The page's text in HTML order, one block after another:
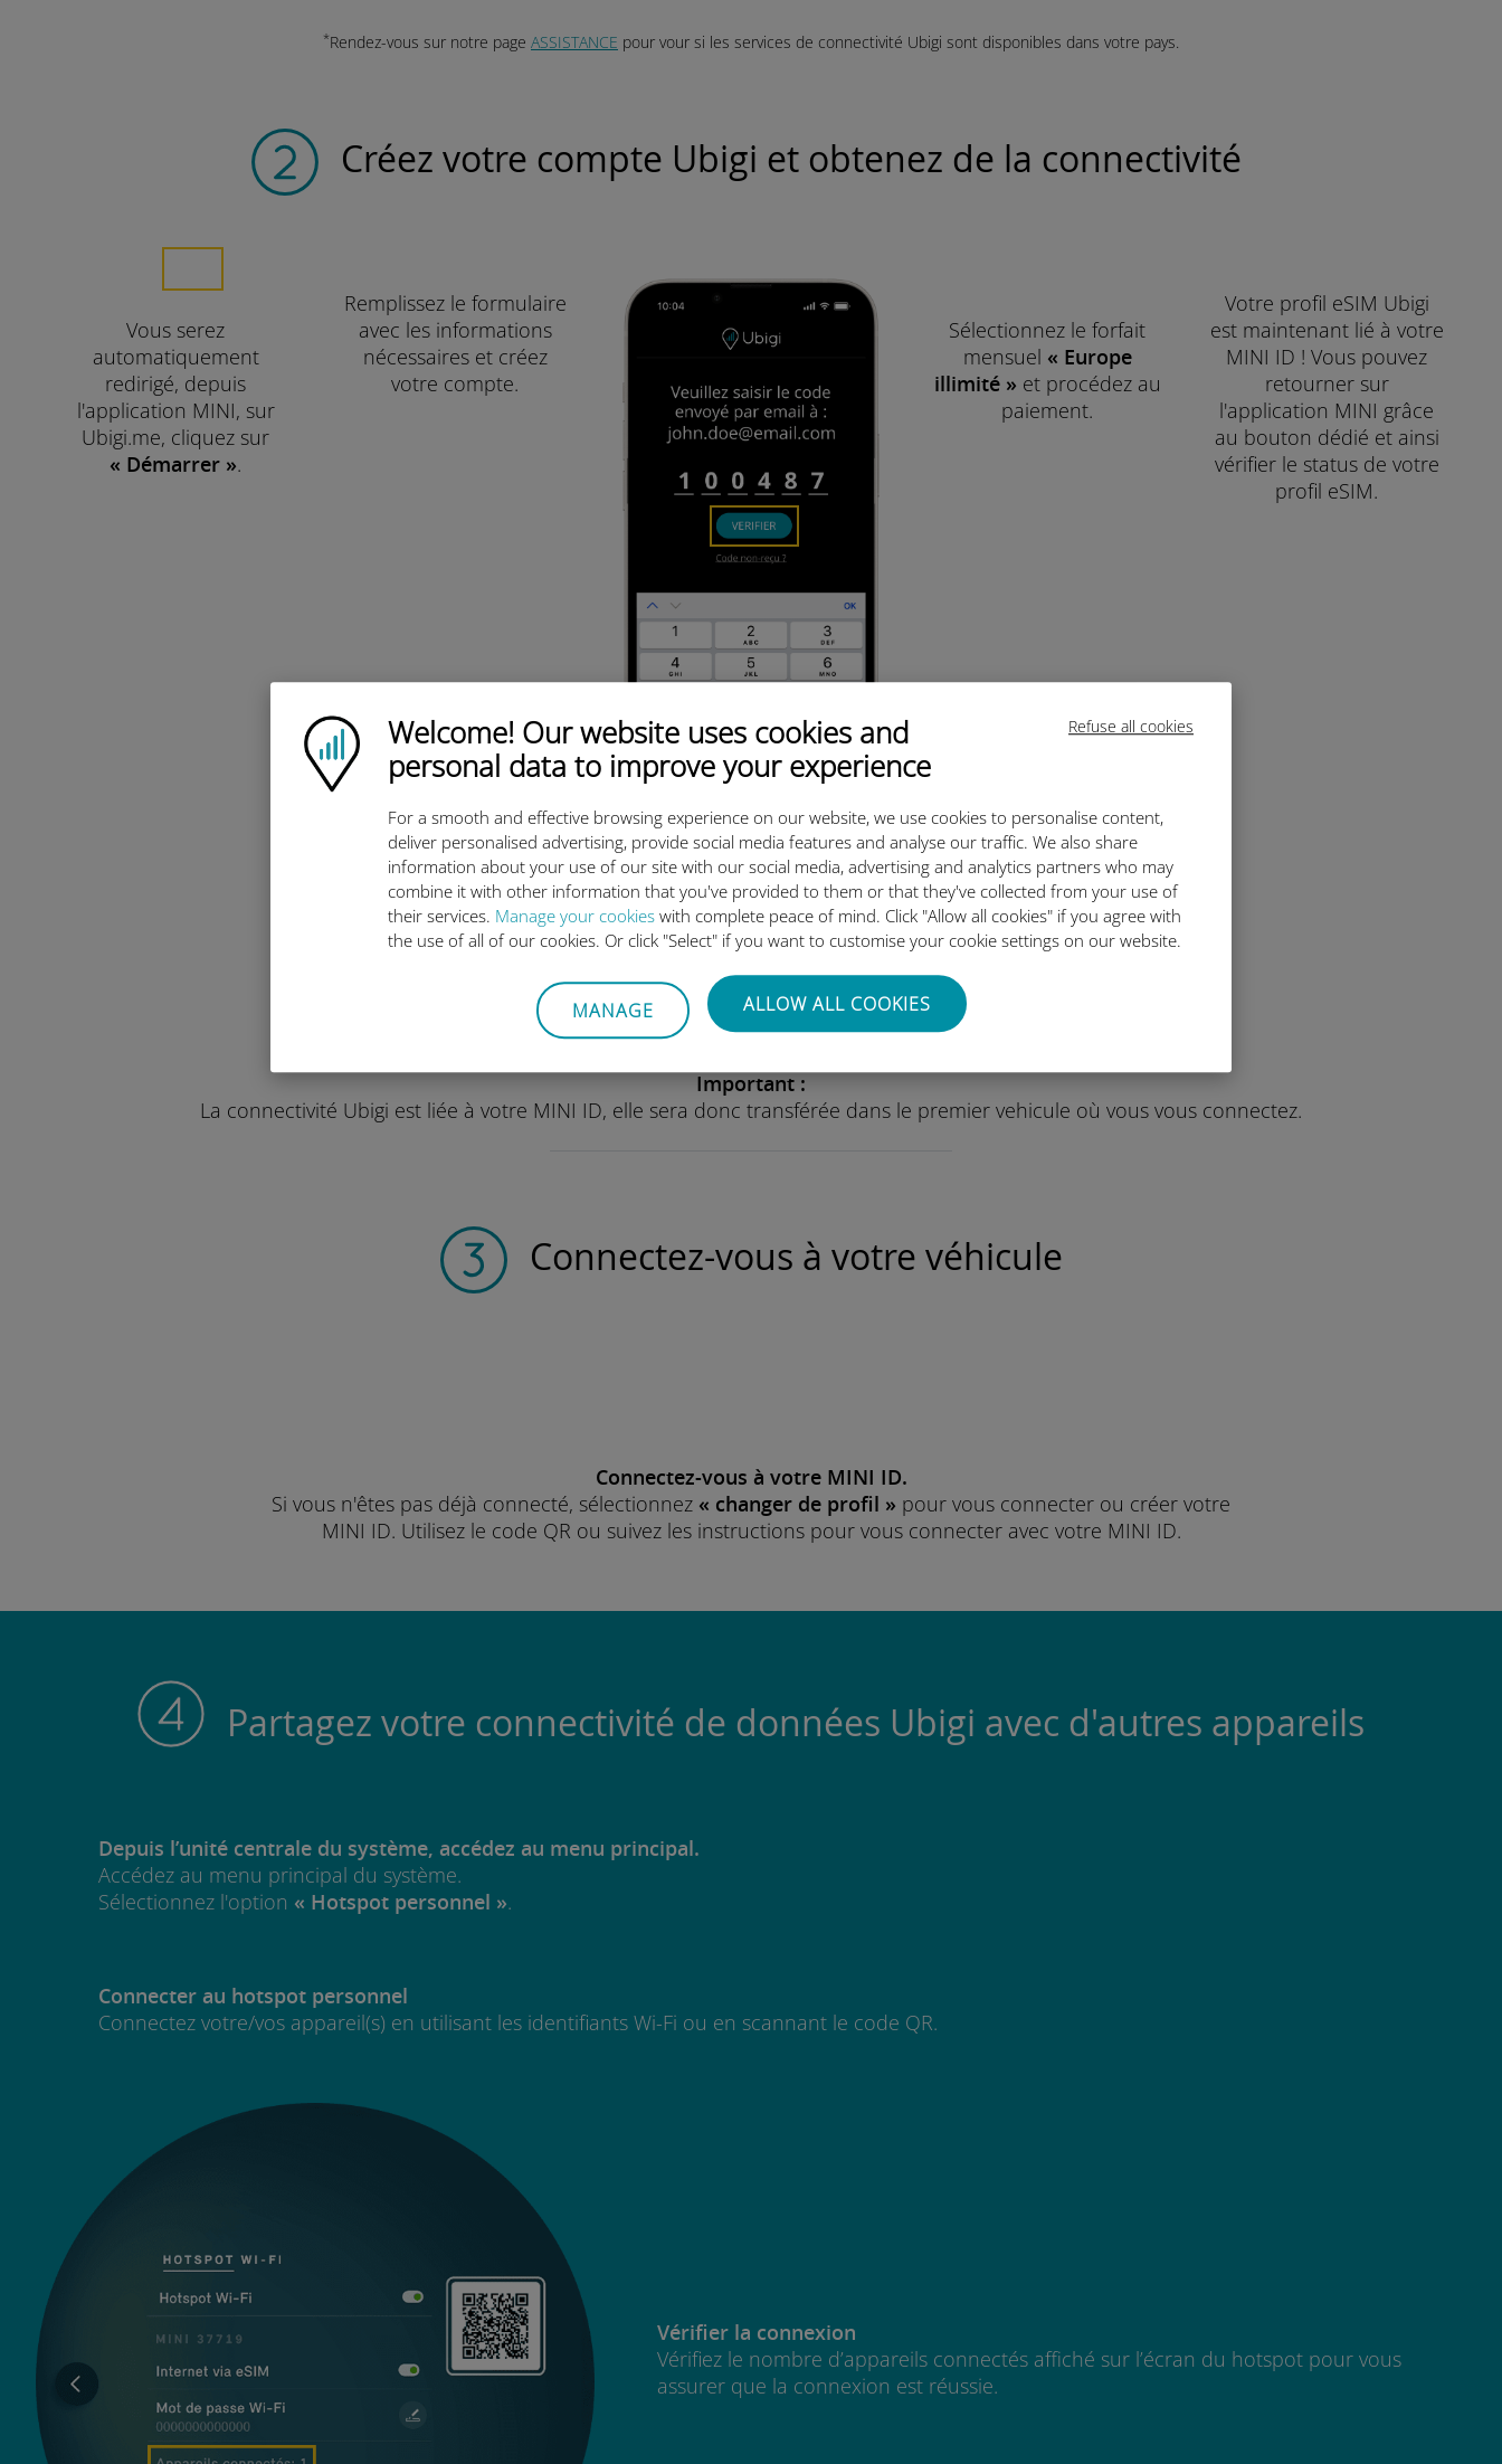
Refuse all cookies
Ubigi logo
Welcome! Our website uses cookies and
personal data to improve your experience
For a smooth and effective browsing experience on our website, we use cookies to personalise content,
deliver personalised advertising, provide social media features and analyse our traffic. We also share
information about your use of our site with our social media, advertising and analytics partners who may
combine it with other information that you've provided to them or that they've collected from your use of
their services. Manage your cookies with complete peace of mind. Click "Allow all cookies" if you agree with
the use of all of our cookies. Or click "Select" if you want to customise your cookie settings on our website.
MANAGE ALLOW ALL COOKIES
*Rendez-vous sur notre page ASSISTANCE pour vour si les services de connectivité Ubigi sont disponibles dans votre pays.
Créez votre compte Ubigi et obtenez de la connectivité ​
Vous serez
automatiquement
redirigé, depuis
l'application MINI, sur
Ubigi.me, cliquez sur
« Démarrer ».
Remplissez le formulaire
avec les informations
nécessaires et créez
votre compte.
Finalisez votre création
de compte en vérifiant
votre adresse email.
(A noter : vous devez renseigner
la même adresse email que celle
enregistrée dans l'application
MINI pour compléter l'inscription)
Sélectionnez le forfait
mensuel « Europe
illimité » et procédez au
paiement.
Votre profil eSIM Ubigi
est maintenant lié à votre
MINI ID ! Vous pouvez
retourner sur
l'application MINI grâce
au bouton dédié et ainsi
vérifier le status de votre
profil eSIM.
Important :
La connectivité Ubigi est liée à votre MINI ID, elle sera donc transférée dans le premier vehicule où vous vous connectez.
Connectez-vous à votre véhicule
Connectez-vous à votre MINI ID.
Si vous n'êtes pas déjà connecté, sélectionnez « changer de profil » pour vous connecter ou créer votre
MINI ID. Utilisez le code QR ou suivez les instructions pour vous connecter avec votre MINI ID.
Partagez votre connectivité de données Ubigi avec d'autres appareils
Depuis l’unité centrale du système, accédez au menu principal.
Accédez au menu principal du système.
Sélectionnez l'option « Hotspot personnel ».
Connecter au hotspot personnel
Connectez votre/vos appareil(s) en utilisant les identifiants Wi-Fi ou en scannant le code QR.
Vérifier la connexion
Vérifiez le nombre d’appareils connectés affiché sur l’écran du hotspot pour vous
assurer que la connexion est réussie.